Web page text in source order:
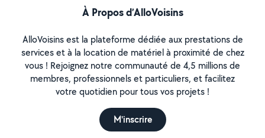
À Propos d’AlloVoisins
AlloVoisins est la plateforme dédiée aux prestations de
services et à la location de matériel à proximité de chez
vous ! Rejoignez notre communauté de 4,5 millions de
membres, professionnels et particuliers, et facilitez
votre quotidien pour tous vos projets !
M'inscrire